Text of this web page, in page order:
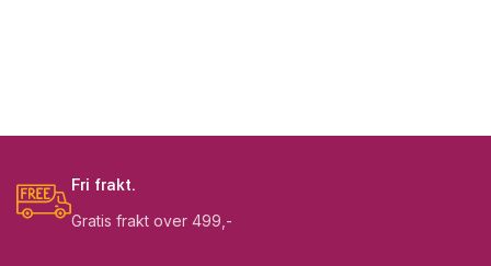
Fri frakt.
Gratis frakt over 499,-